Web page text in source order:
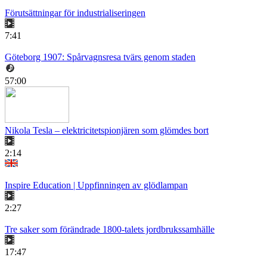
Förutsättningar för industrialiseringen
7:41
Göteborg 1907: Spårvagnsresa tvärs genom staden
57:00
Nikola Tesla – elektricitetspionjären som glömdes bort
2:14
Inspire Education | Uppfinningen av glödlampan
2:27
Tre saker som förändrade 1800-talets jordbrukssamhälle
17:47